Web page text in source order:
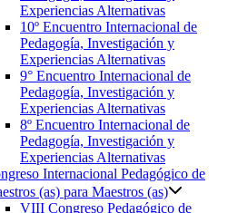
Experiencias Alternativas
10º Encuentro Internacional de
Pedagogía, Investigación y
Experiencias Alternativas
9° Encuentro Internacional de
Pedagogía, Investigación y
Experiencias Alternativas
8º Encuentro Internacional de
Pedagogía, Investigación y
Experiencias Alternativas
Internacional Pedagógico de
(as) para Maestros (as)
VIII Congreso Pedagógico de